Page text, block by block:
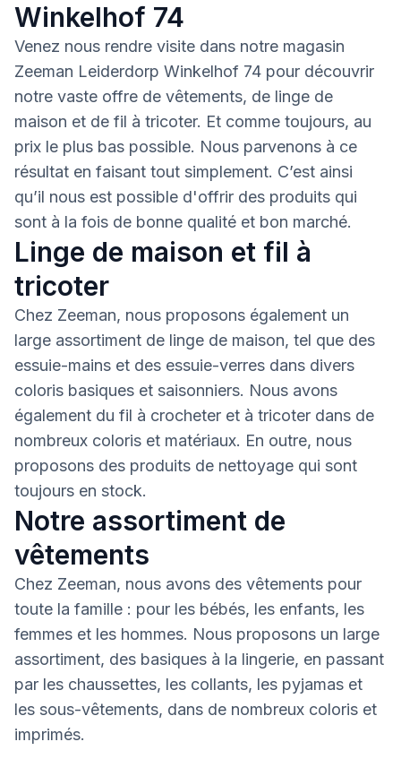
Winkelhof 74
Venez nous rendre visite dans notre magasin
Zeeman Leiderdorp Winkelhof 74 pour découvrir
notre vaste offre de vêtements, de linge de
maison et de fil à tricoter. Et comme toujours, au
prix le plus bas possible. Nous parvenons à ce
résultat en faisant tout simplement. C’est ainsi
qu’il nous est possible d'offrir des produits qui
sont à la fois de bonne qualité et bon marché.
Linge de maison et fil à
tricoter
Chez Zeeman, nous proposons également un
large assortiment de linge de maison, tel que des
essuie-mains et des essuie-verres dans divers
coloris basiques et saisonniers. Nous avons
également du fil à crocheter et à tricoter dans de
nombreux coloris et matériaux. En outre, nous
proposons des produits de nettoyage qui sont
toujours en stock.
Notre assortiment de
vêtements
Chez Zeeman, nous avons des vêtements pour
toute la famille : pour les bébés, les enfants, les
femmes et les hommes. Nous proposons un large
assortiment, des basiques à la lingerie, en passant
par les chaussettes, les collants, les pyjamas et
les sous-vêtements, dans de nombreux coloris et
imprimés.